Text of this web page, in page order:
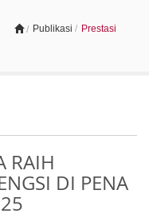
/ Publikasi / Prestasi
RAIH
DI PENA